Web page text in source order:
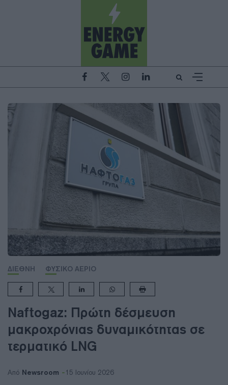
ΔΙΕΘΝΗ ΦΥΣΙΚΟ ΑΕΡΙΟ
Naftogaz: Πρώτη δέσμευση
μακροχρόνιας δυναμικότητας σε
τερματικό LNG
Από Newsroom 15 Ιουνίου 2026